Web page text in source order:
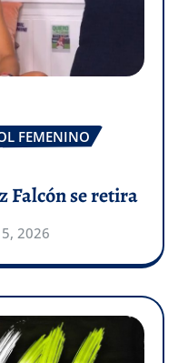
FEMENINO
Falcón se retira
2026